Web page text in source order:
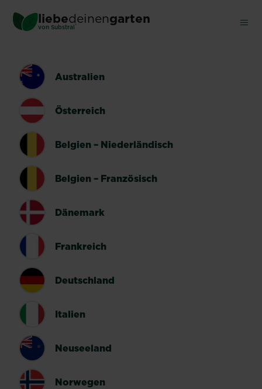
main
liebedeinengarten
von Substral ®
Australien
Österreich
Belgien – Niederländisch
Belgien – Französisch
Dänemark
Frankreich
Deutschland
Italien
Neuseeland
Norwegen